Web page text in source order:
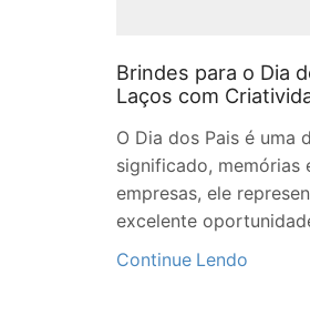
Brindes para o Dia
Laços com
O Dia dos Pais é uma
significado, memórias
empresas, ele
excelente
Continue Lendo